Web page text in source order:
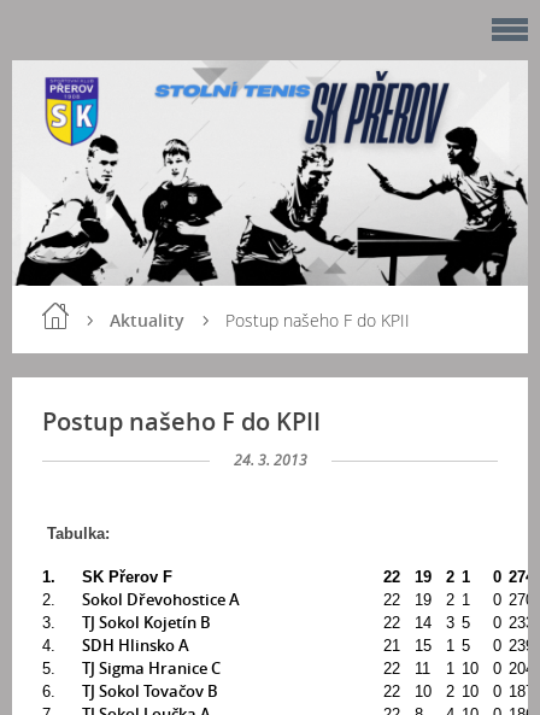
Aktuality Postup našeho F do KPII
Postup našeho F do KPII
24. 3. 2013
Tabulka:
1. SK Přerov F 22 19 2 1 0
2.
Sokol Dřevohostice A 22 19 2 1 0
3.
TJ Sokol Kojetín B 22 14 3 5 0
4.
SDH Hlinsko A 21 15 1 5 0
5.
TJ Sigma Hranice C 22 11 1 10 0
6.
TJ Sokol Tovačov B 22 10 2 10 0